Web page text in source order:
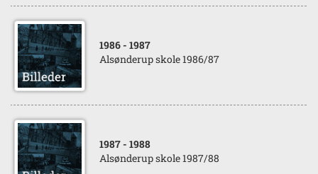
1986 - 1987
Alsønderup skole 1986/87
1987 - 1988
Alsønderup skole 1987/88